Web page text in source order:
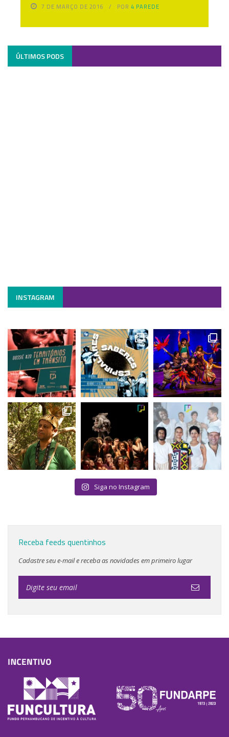
7 DE MARÇO DE 2016 POR4 PAREDE
ÚLTIMOS PODS
INSTAGRAM
Siga no Instagram
Receba feeds quentinhos
Cadastre seu e-mail e receba as novidades em primeiro lugar